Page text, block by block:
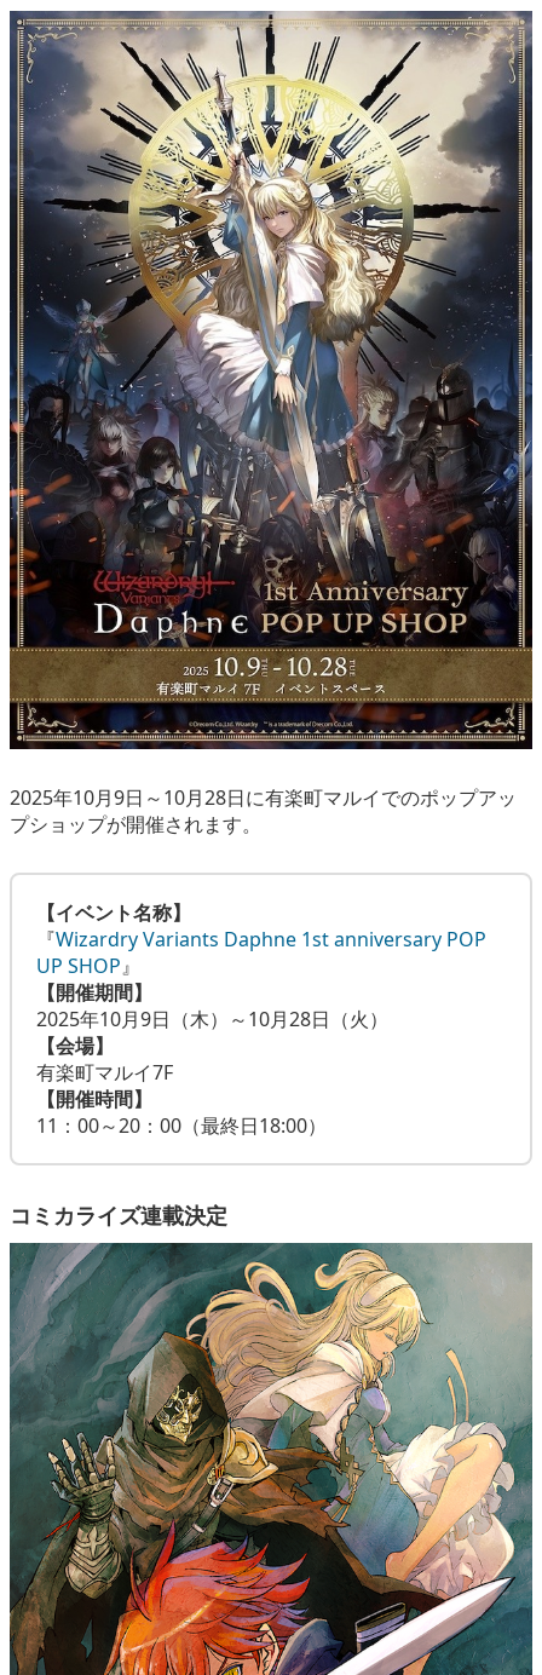
2025年10月9日～10月28日に有楽町マルイでのポップアッ
プショップが開催されます。
【イベント名称】
『Wizardry Variants Daphne 1st anniversary POP
UP SHOP』
【開催期間】
2025年10月9日（木）～10月28日（火）
【会場】
有楽町マルイ7F
【開催時間】
11：00～20：00（最終日18:00）
コミカライズ連載決定